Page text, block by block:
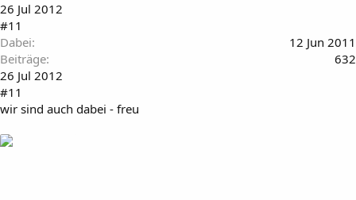
26 Jul 2012
#11
Dabei
12 Jun 2011
Beiträge
632
26 Jul 2012
#11
wir sind auch dabei - freu